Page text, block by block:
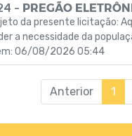
- PREGÃO
da presente licitação:
a necessidade da
06/08/2026 05:44
Anterior 1